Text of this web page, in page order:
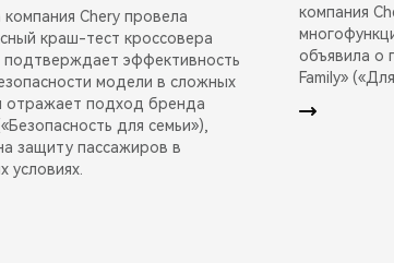
Chery провела
краш-тест кроссовера
эффективность
модели в сложных
отражает подход бренда
для семьи»),
защиту пассажиров в
условиях.
компания
объявила о
Family»